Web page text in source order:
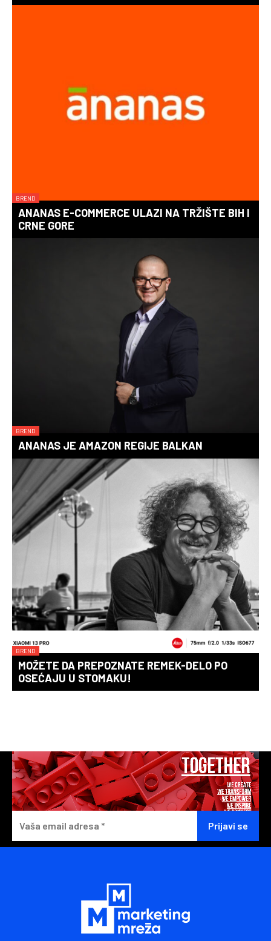
BREND
ANANAS E-COMMERCE ULAZI NA TRŽIŠTE BIH I
CRNE GORE
BREND
ANANAS JE AMAZON REGIJE BALKAN
BREND
MOŽETE DA PREPOZNATE REMEK-DELO PO
OSEĆAJU U STOMAKU!